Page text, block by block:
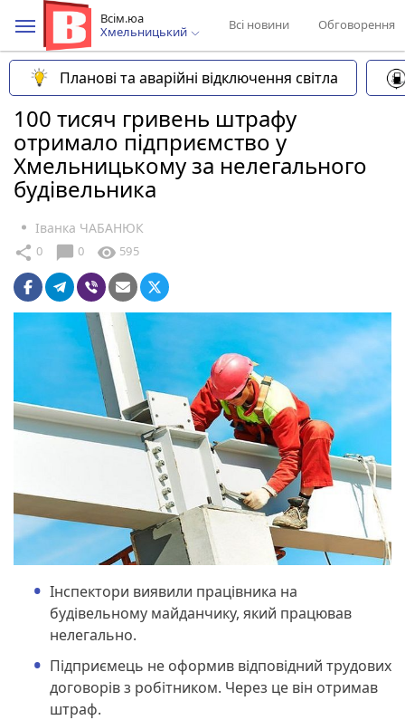
Всім.юа
Хмельницький
Всі новини Обговорення
Планові та аварійні відключення світла
100 тисяч гривень штрафу
отримало підприємство у
Хмельницькому за нелегального
будівельника
Іванка ЧАБАНЮК
share 0 chat_bubble 0 visibility 595
Інспектори виявили працівника на
будівельному майданчику, який працював
нелегально.
Підприємець не оформив відповідний трудових
договорів з робітником. Через це він отримав
штраф.